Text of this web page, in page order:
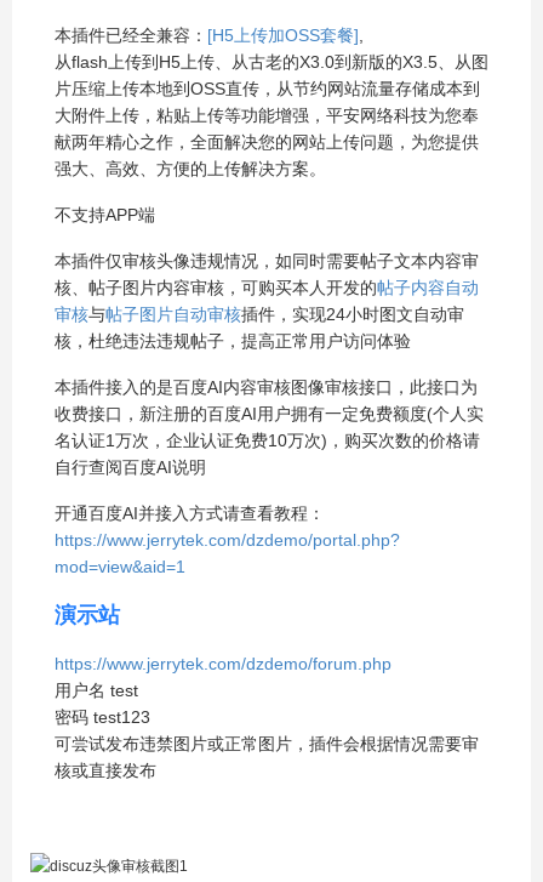
本插件已经全兼容： [H5上传加OSS套餐]
从flash上传到H5上传、从古老的X3.0到新版的X3.5、从图
片压缩上传本地到OSS直传，从节约网站流量存储成本到
大附件上传，粘贴上传等功能增强，平安网络科技为您奉
献两年精心之作，全面解决您的网站上传问题，为您提供
强大、高效、方便的上传解决方案。
不支持APP端
本插件仅审核头像违规情况，如同时需要帖子文本内容审
核、帖子图片内容审核，可购买本人开发的帖子内容自动
审核与帖子图片自动审核插件，实现24小时图文自动审
核，杜绝违法违规帖子，提高正常用户访问体验
本插件接入的是百度AI内容审核图像审核接口，此接口为
收费接口，新注册的百度AI用户拥有一定免费额度(个人实
名认证1万次，企业认证免费10万次)，购买次数的价格请
自行查阅百度AI说明
开通百度AI并接入方式请查看教程：
https://www.jerrytek.com/dzdemo/portal.php?
mod=view&aid=1
演示站
https://www.jerrytek.com/dzdemo/forum.php
用户名 test
密码 test123
可尝试发布违禁图片或正常图片，插件会根据情况需要审
核或直接发布